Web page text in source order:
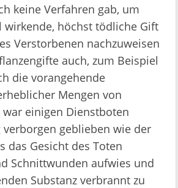
keine Verfahren gab, um
wirkende, höchst tödliche Gift
Verstorbenen nachzuweisen
auch, zum Beispiel
die vorangehende
Mengen von
einigen Dienstboten
verborgen geblieben wie der
das Gesicht des Toten
Schnittwunden aufwies und
Substanz verbrannt zu